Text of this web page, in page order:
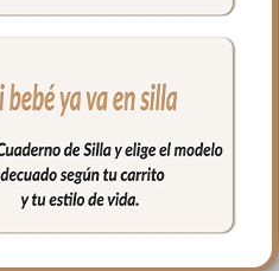
lavarlo; el
una
de lazos
puedes
de tu bebé.
color y la